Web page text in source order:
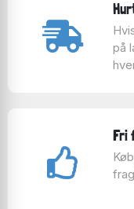
producere brætspil
ude på at redde
men det er deres
skal have det
På
humor – for hvor
et Kylskåpspoesi
på
Fri